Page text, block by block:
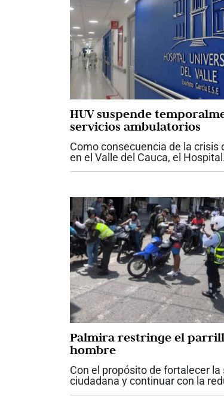
HUV suspende
servicios ambulatorios
Como consecuencia de la crisis
en el Valle del Cauca, el Hospital
Universitario del Valle anunció la
atenciones para...
Palmira restringe el
hombre
Con el propósito de fortalecer la
ciudadana y continuar con la
los índices de criminalidad, el